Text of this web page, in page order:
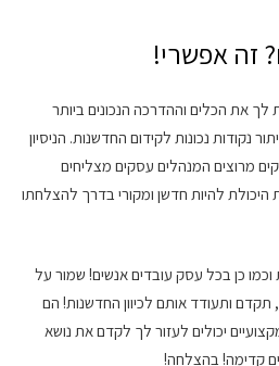
זה אפשרי!
לך את הכלים וההדרכה הנכונים ביותר
נקודות נכונות לקידום החדשנות. הניסיון
מרוצים המנהלים עסקים מצליחים
היכולת להיות חדשן ומקורי בדרך להצלחתו
כן בכל עסק עובדים אנשים! שמור על
תקדם ותעודד אותם לכיוון החדשנות! הם
יכולים לעזור לך לקדם את נושא
קדימה! בהצלחה!